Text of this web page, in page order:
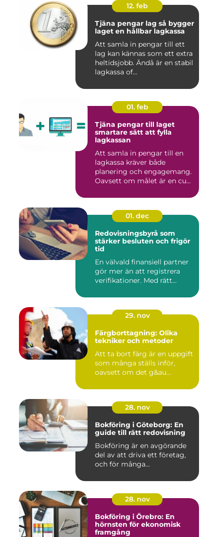
12. feb
Tjäna pengar lag så bygger
laget en hållbar lagkassa
Att samla in pengar till ett
lag kan kännas som ett extra
heltidsjobb. Ändå är en stabil
lagkassa of...
01. feb
Tjäna pengar till laget
smartare sätt att fylla
lagkassan
Att samla in pengar till en
lagkassa kräver både
planering och engagemang.
Oavsett om målet är en cu...
01. dec
Redovisningsbyrå som
stärker besluten och frigör
tid
En välvald finansiell partner
gör mer än att registrera
verifikationer. Med rätt...
29. nov
Färgborttagning: Olika
tekniker och metoder
Att ta bort färg är en uppgift
som många ställs inför,
oavsett om det g&au...
28. nov
Bokföring i Göteborg: En
guide till rätt redovisning
Bokföring är en avgörande
del av att driva ett företag,
och för många...
28. nov
Bokföring i Örebro: En
hörnsten för ekonomisk
framgång